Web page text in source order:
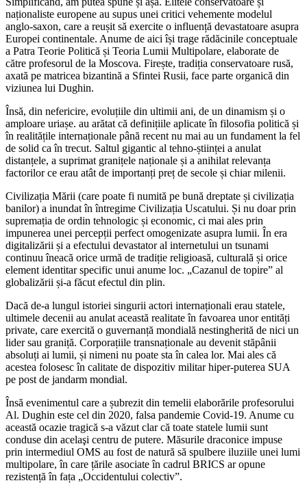
naționaliste europene au supus unei critici vehemente modelul
anglo-saxon, care a reușit să exercite o influență devastatoare asupra
Europei continentale. Anume de aici își trage rădăcinile conceptuale
a Patra Teorie Politică și Teoria Lumii Multipolare, elaborate de
către profesorul de la Moscova. Firește, tradiția conservatoare rusă,
axată pe matricea bizantină a Sfintei Rusii, face parte organică din
viziunea lui Dughin.
Însă, din nefericire, evoluțiile din ultimii ani, de un dinamism și o
amploare uriașe. au arătat că definițiile aplicate în filosofia politică și
în realitățile internaționale până recent nu mai au un fundament la fel
de solid ca în trecut. Saltul gigantic al tehno-științei a anulat
distanțele, a suprimat granițele naționale și a anihilat relevanța
factorilor ce erau atât de importanți preț de secole și chiar milenii.
Civilizația Mării (care poate fi numită pe bună dreptate și civilizația
banilor) a inundat în întregime Civilizația Uscatului. Și nu doar prin
supremația de ordin tehnologic și economic, ci mai ales prin
impunerea unei percepții perfect omogenizate asupra lumii. În era
digitalizării și a efectului devastator al internetului un tsunami
continuu îneacă orice urmă de tradiție religioasă, culturală și orice
element identitar specific unui anume loc. „Cazanul de topire” al
globalizării și-a făcut efectul din plin.
Dacă de-a lungul istoriei singurii actori internaționali erau statele,
ultimele decenii au anulat această realitate în favoarea unor entități
private, care exercită o guvernanță mondială nestingherită de nici un
lider sau graniță. Corporațiile transnaționale au devenit stăpânii
absoluți ai lumii, și nimeni nu poate sta în calea lor. Mai ales că
acestea folosesc în calitate de dispozitiv militar hiper-puterea SUA
pe post de jandarm mondial.
Însă evenimentul care a șubrezit din temelii elaborările profesorului
Al. Dughin este cel din 2020, falsa pandemie Covid-19. Anume cu
această ocazie tragică s-a văzut clar că toate statele lumii sunt
conduse din acelaşi centru de putere. Măsurile draconice impuse
prin intermediul OMS au fost de natură să spulbere iluziile unei lumi
multipolare, în care țările asociate în cadrul BRICS ar opune
rezistență în fața „Occidentului colectiv”.